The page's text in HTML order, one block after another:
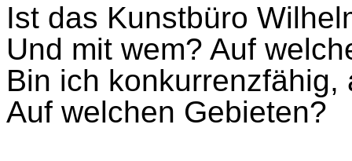
Ist das Kunstbüro
Und mit wem? Auf
Bin ich konkurrenzfähig,
Auf welchen Gebieten?